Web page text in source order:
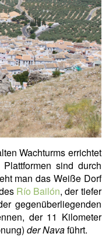
Wachturms errichtet
sind durch
man das Weiße Dorf
Río Bailón, der tiefer
gegenüberliegenden
der 11 Kilometer
der Navaführt.